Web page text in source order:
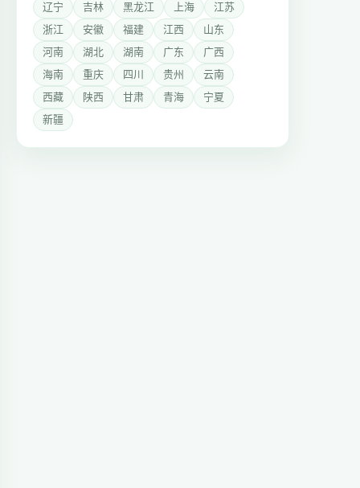
辽宁
吉林 黑龙江 上海
江苏
浙江
安徽 福建 江西
山东
河南
湖北 湖南 广东
广西
海南
重庆 四川 贵州
云南
西藏
陕西 甘肃 青海
宁夏
新疆